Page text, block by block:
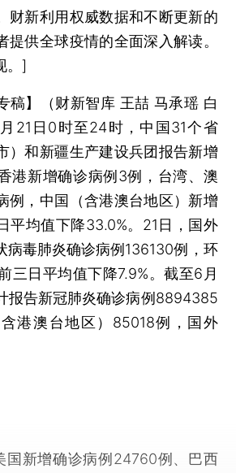
财新利用权威数据和不断更新的
提供全球疫情的全面深入解读。
。]
稿】（财新智库 王喆 马承瑶 白
21日0时至24时，中国31个省
）和新疆生产建设兵团报告新增
港新增确诊病例3例，台湾、澳
例，中国（含港澳台地区）新增
平均值下降33.0%。21日，国外
病毒肺炎确诊病例136130例，环
三日平均值下降7.9%。截至6月
报告新冠肺炎确诊病例8894385
港澳台地区）85018例，国外
新增确诊病例24760例、巴西